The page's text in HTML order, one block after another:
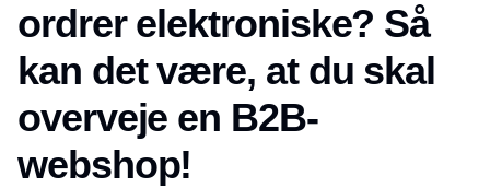
ordrer elektroniske? Så
kan det være, at du skal
overveje en B2B-
webshop!